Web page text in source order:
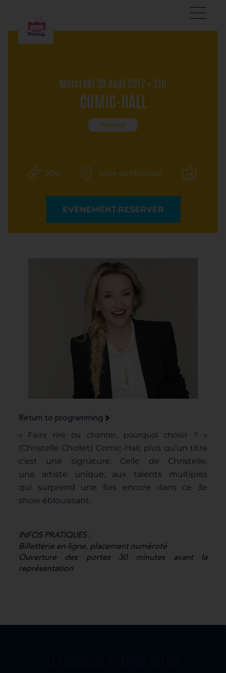
Mercredi 30 Août 2017 • 21h
COMIC-HALL
Humour
20€ Salle de l'Europe
EVENEMENT.RESERVER
Return to programming
« Faire rire ou chanter, pourquoi choisir ? »
(Christelle Chollet) Comic-Hall, plus qu’un titre
c’est une signature. Celle de Christelle,
une artiste unique, aux talents multiples
qui surprend une fois encore dans ce 3e
show éblouissant.
INFOS PRATIQUES :
Billetterie en ligne, placement numéroté
Ouverture des portes 30 minutes avant la
représentation